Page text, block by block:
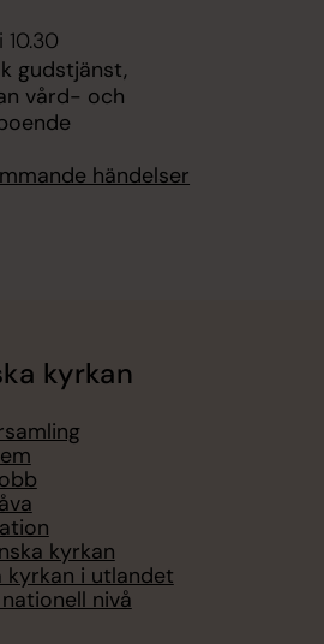
10.30
gudstjänst,
vård- och
händelser
kyrkan
kyrkan
kyrkan i utlandet
nivå